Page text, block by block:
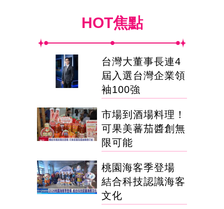
HOT焦點
台灣大董事長連4
屆入選台灣企業領
袖100強
市場到酒場料理！
可果美蕃茄醬創無
限可能
桃園海客季登場
結合科技認識海客
文化